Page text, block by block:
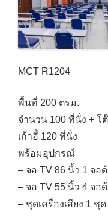
MCT R1204
พื้นที่ 200 ตรม.
จำนวน 100 ที่นั่ง + โ
เก้าอี้ 120 ที่นั่ง
พร้อมอุปกรณ์
– จอ TV 86 นิ้ว 1 จอ
– จอ TV 55 นิ้ว 4 จอ
– ชุดเครื่องเสียง 1 ชุด